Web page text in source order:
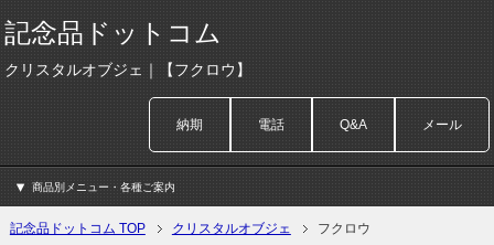
記念品ドットコム
クリスタルオブジェ｜【フクロウ】
納期 電話 Q&A メール
商品別メニュー・各種ご案内
記念品ドットコム TOP クリスタルオブジェ フクロウ